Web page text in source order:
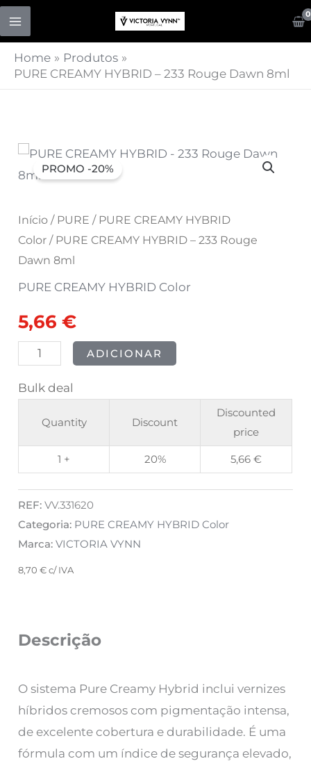
Skip
content
Home
Produtos
PURE CREAMY HYBRID – 233 Rouge Dawn 8ml
Início / PURE / PURE CREAMY HYBRID
Color / PURE CREAMY HYBRID – 233 Rouge
Dawn 8ml
PURE CREAMY HYBRID Color
O
original
era:
7,07 €.
5,66€
O
atual
5,66 €.
Quantidade
de
CREAMY
HYBRID
-
233
Dawn
8ml
ADICIONAR
Bulk deal
Quantity Discount
Discounted
price
1 + 20% 5,66€
REF:VV.331620
Categoria: PURE CREAMY HYBRID Color
Marca:VICTORIA VYNN
8,70€ c/ IVA
Descrição
O sistema Pure Creamy Hybrid inclui vernizes
híbridos cremosos com pigmentação intensa,
de excelente cobertura e durabilidade. É uma
fórmula com um índice de segurança elevado,
PROMO -20%